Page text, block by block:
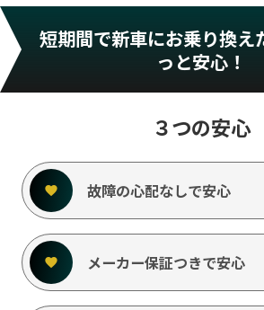
短期間で新車にお乗り換え
っと安心！
３つの安心
故障の心配なしで安心
メーカー保証つきで安心